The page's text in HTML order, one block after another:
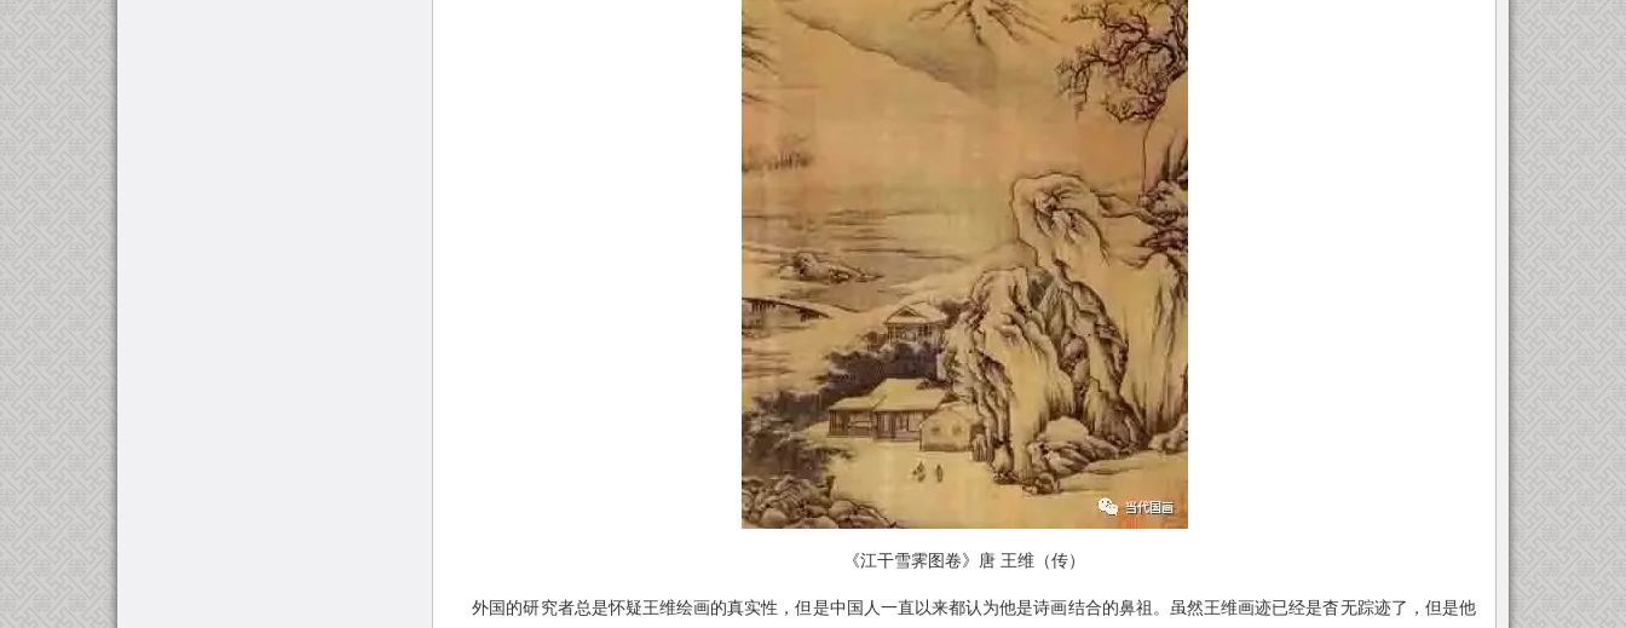
《江干雪霁图卷》唐 王维（传）
外国的研究者总是怀疑王维绘画的真实性，但是中国人一直以来都认为他是诗画结合的鼻祖。虽然王维画迹已经是杳无踪迹了，但是他